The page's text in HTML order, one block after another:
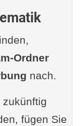
Ordner
nach.
zukünftig
fügen Sie